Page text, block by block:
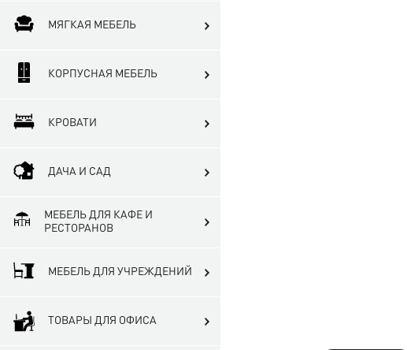
МЯГКАЯ МЕБЕЛЬ
КОРПУСНАЯ МЕБЕЛЬ
КРОВАТИ
ДАЧА И САД
МЕБЕЛЬ ДЛЯ КАФЕ И
РЕСТОРАНОВ
МЕБЕЛЬ ДЛЯ УЧРЕЖДЕНИЙ
ТОВАРЫ ДЛЯ ОФИСА